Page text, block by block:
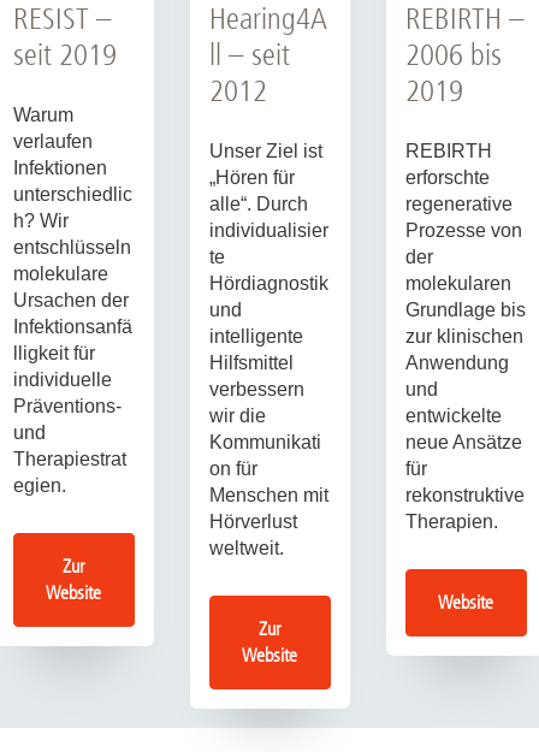
RESIST –
seit 2019
Warum
verlaufen
Infektionen
unterschiedlic
h? Wir
entschlüsseln
molekulare
Ursachen der
Infektionsanfä
lligkeit für
individuelle
Präventions-
und
Therapiestrat
egien.
Zur
Website
Hearing4A
ll – seit
2012
Unser Ziel ist
„Hören für
alle“. Durch
individualisier
te
Hördiagnostik
und
intelligente
Hilfsmittel
verbessern
wir die
Kommunikati
on für
Menschen mit
Hörverlust
weltweit.
Zur
Website
REBIRTH –
2006 bis
2019
REBIRTH
erforschte
regenerative
Prozesse von
der
molekularen
Grundlage bis
zur klinischen
Anwendung
und
entwickelte
neue Ansätze
für
rekonstruktive
Therapien.
Website